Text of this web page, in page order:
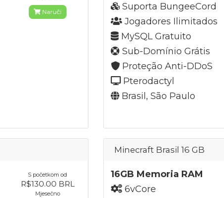
Naruči
Suporta BungeeCord
Jogadores Ilimitados
MySQL Gratuito
Sub-Domínio Grátis
Proteção Anti-DDoS
Pterodactyl
Brasil, São Paulo
S početkom od
R$130.00 BRL
Mjesečno
Minecraft Brasil 16 GB
16GB Memoria RAM
6vCore